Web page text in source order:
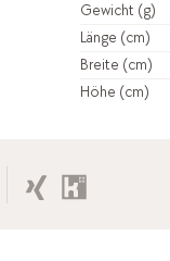
Gewicht (g)
Länge (cm)
Breite (cm)
Höhe (cm)